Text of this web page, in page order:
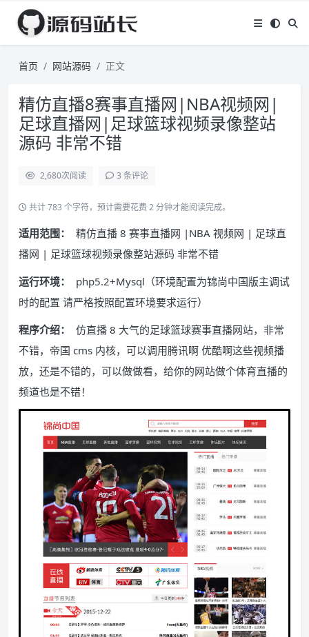
首页 网站源码 正文
精仿直播8赛事直播网|NBA视频网|
足球直播网|足球篮球视频录像整站
源码 非常不错
2,680次阅读 3 条评论
共计 783 个字符，预计需要花费 2 分钟才能阅读完成。
适用范围：
精仿直播 8 赛事直播网 |NBA 视频网 | 足球直
播网 | 足球篮球视频录像整站源码 非常不错
运行环境：
php5.2+Mysql（环境配置为锦尚中国版主调试
时的配置 请严格按照配置环境要求运行）
程序介绍：
仿直播 8 大气的足球篮球赛事直播网站，非常
不错，帝国 cms 内核，可以调用腾讯啊 优酷啊这些视频播
放，还是不错的，可以做做看，给你的网站做个体育直播的
频道也是不错！